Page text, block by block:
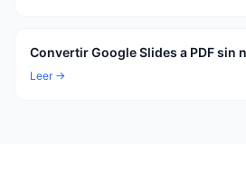
Convertir Google Slides a PDF sin
Leer →